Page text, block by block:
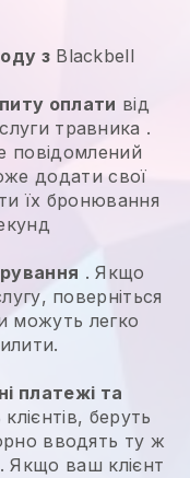
з Blackbell
оплати від
травника .
повідомлений
додати свої
їх бронювання
. Якщо
поверніться
можуть легко
платежі та
беруть
вводять ту ж
Якщо ваш клієнт